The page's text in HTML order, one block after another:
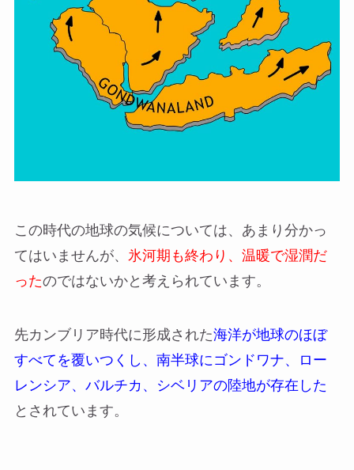
この時代の地球の気候については、あまり分かっ
てはいませんが、 氷河期も終わり、温暖で湿潤だ
ったのではないかと考えられています。
先カンブリア時代に形成された海洋が地球のほぼ
すべてを覆いつくし、南半球にゴンドワナ、ロー
レンシア、バルチカ、シベリアの陸地が存在した
とされています。